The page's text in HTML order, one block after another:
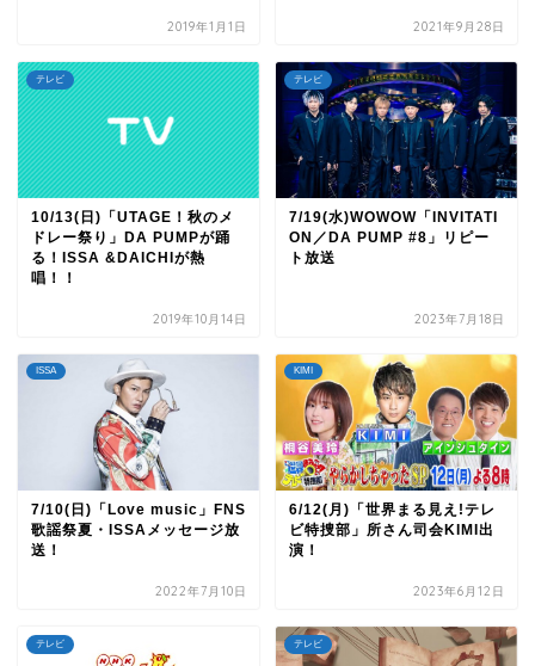
2019年1月1日 2021年9月28日
テレビ
10/13(日)「UTAGE！秋のメ
ドレー祭り」DA PUMPが踊
る！ISSA &DAICHIが熱
唱！！
2019年10月14日
テレビ
7/19(水)WOWOW「INVITATI
ON／DA PUMP #8」リピー
ト放送
2023年7月18日
ISSA
7/10(日)「Love music」FNS
歌謡祭夏・ISSAメッセージ放
送！
2022年7月10日
KIMI
6/12(月)「世界まる見え!テレ
ビ特捜部」所さん司会KIMI出
演！
2023年6月12日
テレビ テレビ